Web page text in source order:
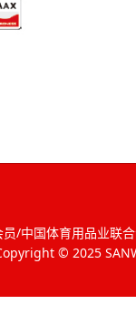
/中国体育用品业联合
© 2025